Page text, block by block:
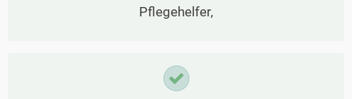
Pflegehelfer,